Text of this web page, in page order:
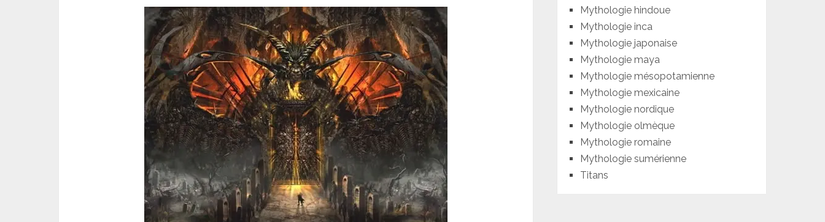
Mythologie hindoue
Mythologie inca
Mythologie japonaise
Mythologie maya
Mythologie mésopotamienne
Mythologie mexicaine
Mythologie nordique
Mythologie olmèque
Mythologie romaine
Mythologie sumérienne
Titans